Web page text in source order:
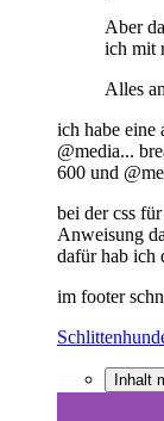
Aber
ich mit
Alles
ich habe eine
@media...
600 und
bei der css
Anweisung
dafür hab ich
im footer
Inhalt